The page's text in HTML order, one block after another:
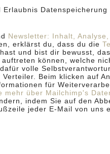
Erlaubnis
Newsletter: Inhalt,
erklärst du, dass du die
und bist dir bewusst,
auftreten können, welche
volle
Beim klicken auf
für
mehr über Mailchimp's
indem Sie auf den
jeder E-Mail von uns